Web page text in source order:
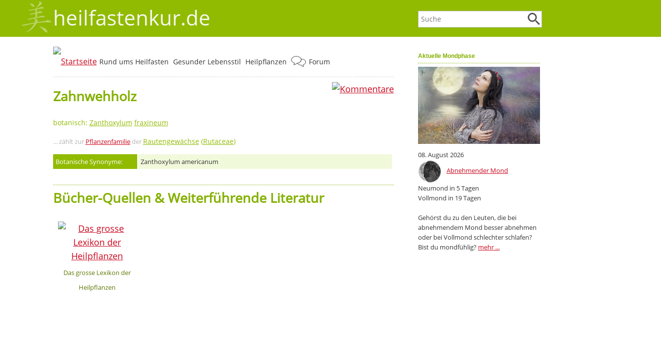
heilfastenkur.de
Aktuelle Mondphase
08. August 2026
Abnehmender Mond
Neumond in 5 Tagen
Vollmond in 19 Tagen
Gehörst du zu den Leuten, die bei
abnehmendem Mond besser abnehmen
oder bei Vollmond schlechter schlafen?
Bist du mondfühlig? mehr ...
Rund ums Heilfasten Gesunder Lebensstil Heilpflanzen
Forum
0
Zahnwehholz
botanisch: Zanthoxylum fraxineum
... zählt zur Pflanzenfamilieder Rautengewächse(Rutaceae)
Botanische Synonyme: Zanthoxylum americanum
Bücher-Quellen & Weiterführende Literatur
Das grosse Lexikon der
Heilpflanzen